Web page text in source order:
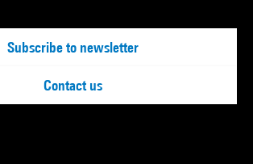
Subscribe to newsletter
Contact us